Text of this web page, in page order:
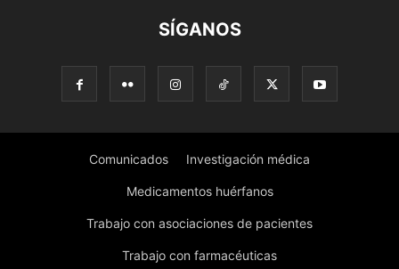
SÍGANOS
Comunicados Investigación médica
Medicamentos huérfanos
Trabajo con asociaciones de pacientes
Trabajo con farmacéuticas